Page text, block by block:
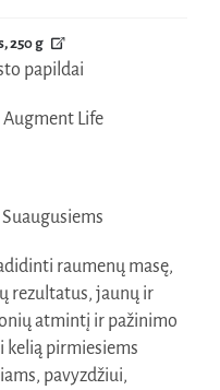
250 g
papildai
Augment Life
raumenų masę,
rezultatus, jaunų ir
atmintį ir pažinimo
kelią pirmiesiems
pavyzdžiui,